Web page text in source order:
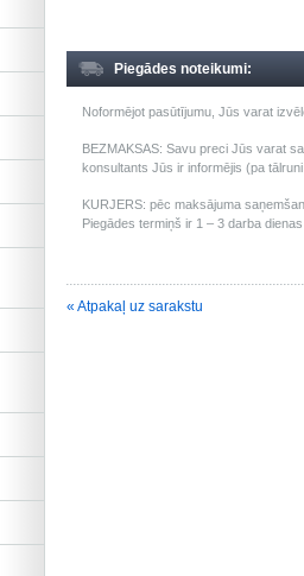
Piegādes noteikumi:
Noformējot pasūtījumu, Jūs varat
BEZMAKSAS: Savu preci Jūs varat
konsultants Jūs ir informējis (pa
KURJERS: pēc maksājuma
Piegādes termiņš ir 1 – 3 darba
« Atpakaļ uz sarakstu